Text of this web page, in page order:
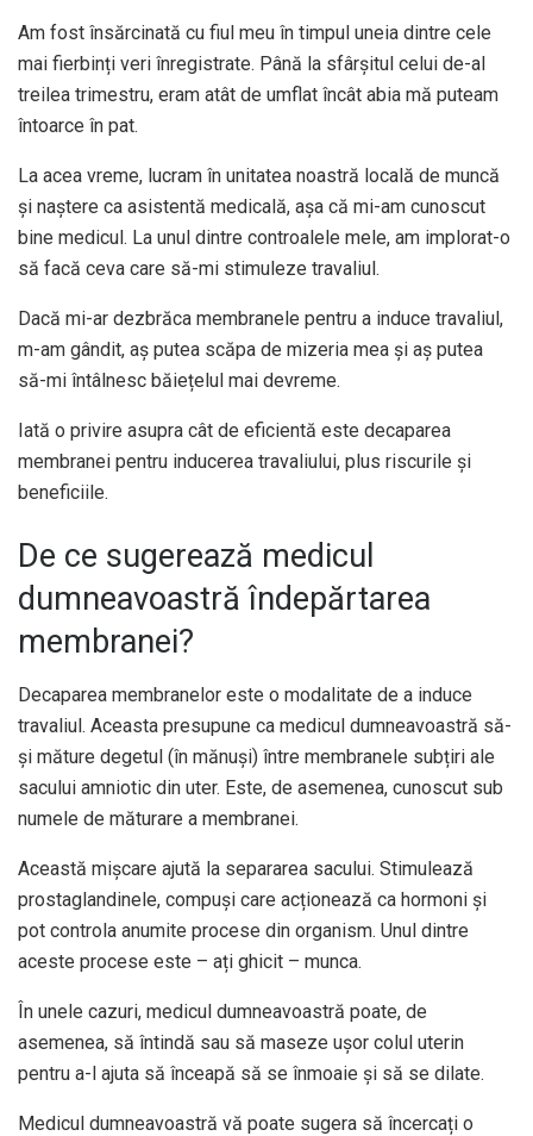
Am fost însărcinată cu fiul meu în timpul uneia dintre cele
mai fierbinți veri înregistrate. Până la sfârșitul celui de-al
treilea trimestru, eram atât de umflat încât abia mă puteam
întoarce în pat.
La acea vreme, lucram în unitatea noastră locală de muncă
și naștere ca asistentă medicală, așa că mi-am cunoscut
bine medicul. La unul dintre controalele mele, am implorat-o
să facă ceva care să-mi stimuleze travaliul.
Dacă mi-ar dezbrăca membranele pentru a induce travaliul,
m-am gândit, aș putea scăpa de mizeria mea și aș putea
să-mi întâlnesc băiețelul mai devreme.
Iată o privire asupra cât de eficientă este decaparea
membranei pentru inducerea travaliului, plus riscurile și
beneficiile.
De ce sugerează medicul
dumneavoastră îndepărtarea
membranei?
Decaparea membranelor este o modalitate de a induce
travaliul. Aceasta presupune ca medicul dumneavoastră să-
și măture degetul (în mănuși) între membranele subțiri ale
sacului amniotic din uter. Este, de asemenea, cunoscut sub
numele de măturare a membranei.
Această mișcare ajută la separarea sacului. Stimulează
prostaglandinele, compuși care acționează ca hormoni și
pot controla anumite procese din organism. Unul dintre
aceste procese este – ați ghicit – munca.
În unele cazuri, medicul dumneavoastră poate, de
asemenea, să întindă sau să maseze ușor colul uterin
pentru a-l ajuta să înceapă să se înmoaie și să se dilate.
Medicul dumneavoastră vă poate sugera să încercați o